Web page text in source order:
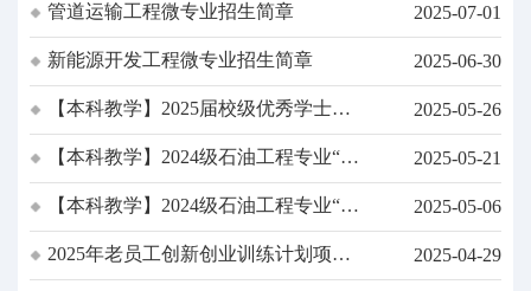
管道运输工程微专业招生简章 2025-07-01
新能源开发工程微专业招生简章 2025-06-30
【本科教学】2025届校级优秀学士学
位论文公示
2025-05-26
【本科教学】2024级石油工程专业“卓
越计划”实验班资格审核通过名单公示
2025-05-21
【本科教学】2024级石油工程专业“卓
越计划”实验班选拔工作方案
2025-05-06
2025年老员工创新创业训练计划项目
阶段检查及结题验收工作安排
2025-04-29